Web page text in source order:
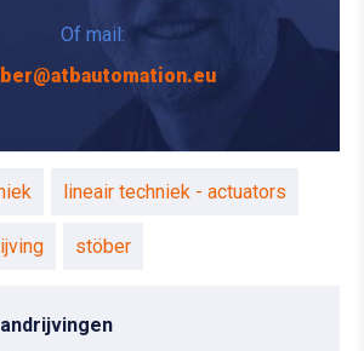
Of mail:
lineair techniek - actuators
stöber